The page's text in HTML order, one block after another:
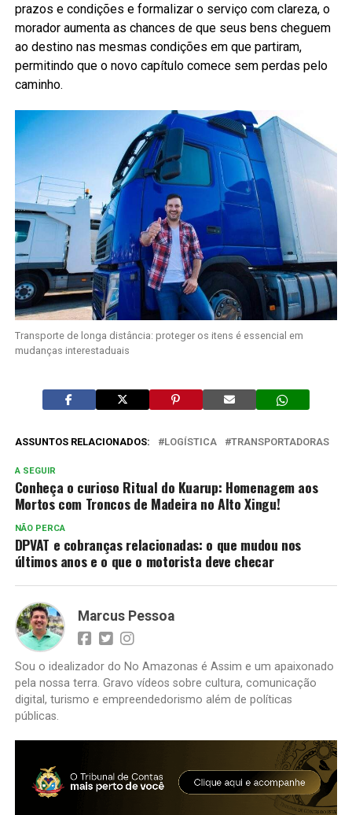
prazos e condições e formalizar o serviço com clareza, o
morador aumenta as chances de que seus bens cheguem
ao destino nas mesmas condições em que partiram,
permitindo que o novo capítulo comece sem perdas pelo
caminho.
Transporte de longa distância: proteger os itens é essencial em
mudanças interestaduais
ASSUNTOS RELACIONADOS: LOGÍSTICA TRANSPORTADORAS
A SEGUIR
Conheça o curioso Ritual do Kuarup: Homenagem aos
Mortos com Troncos de Madeira no Alto Xingu!
NÃO PERCA
DPVAT e cobranças relacionadas: o que mudou nos
últimos anos e o que o motorista deve checar
Marcus Pessoa
Sou o idealizador do No Amazonas é Assim e um apaixonado
pela nossa terra. Gravo vídeos sobre cultura, comunicação
digital, turismo e empreendedorismo além de políticas
públicas.